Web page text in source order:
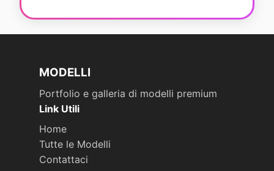
MODELLI
Portfolio e galleria di modelli premium
Link Utili
Home
Tutte le Modelli
Contattaci